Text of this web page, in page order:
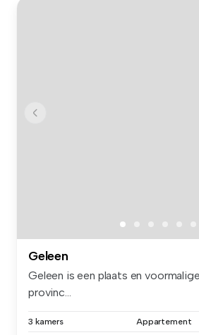
Geleen
Geleen is een plaats en
provinc...
3 kamers Appartement